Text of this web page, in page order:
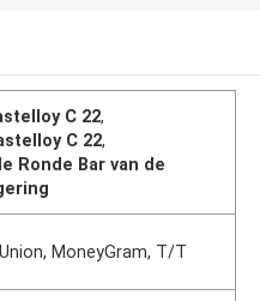
C 22,
C 22,
Ronde Bar van de
MoneyGram, T/T